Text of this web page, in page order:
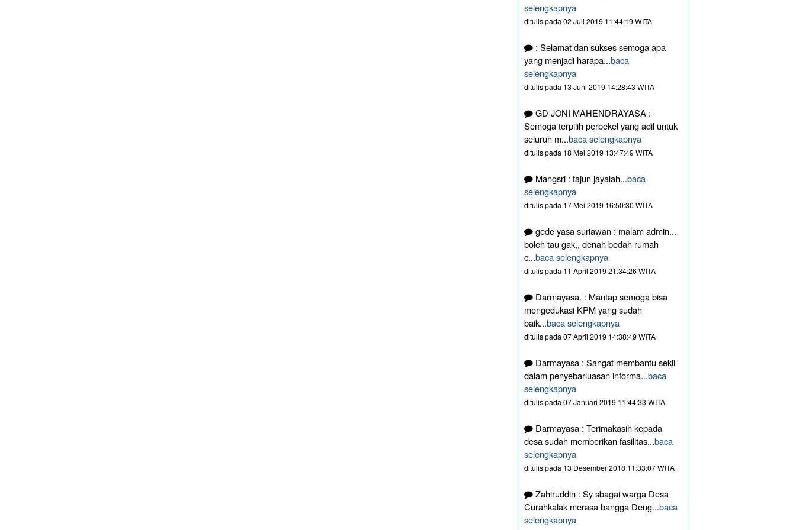
selengkapnya
ditulis pada 02 Juli 2019 11:44:19 WITA
: Selamat dan sukses semoga apa
yang menjadi harapa...baca
selengkapnya
ditulis pada 13 Juni 2019 14:28:43 WITA
GD JONI MAHENDRAYASA :
Semoga terpilih perbekel yang adil untuk
seluruh m...baca selengkapnya
ditulis pada 18 Mei 2019 13:47:49 WITA
Mangsri : tajun jayalah...baca
selengkapnya
ditulis pada 17 Mei 2019 16:50:30 WITA
gede yasa suriawan : malam admin...
boleh tau gak,, denah bedah rumah
c...baca selengkapnya
ditulis pada 11 April 2019 21:34:26 WITA
Darmayasa. : Mantap semoga bisa
mengedukasi KPM yang sudah
baik...baca selengkapnya
ditulis pada 07 April 2019 14:38:49 WITA
Darmayasa : Sangat membantu sekli
dalam penyebarluasan informa...baca
selengkapnya
ditulis pada 07 Januari 2019 11:44:33 WITA
Darmayasa : Terimakasih kepada
desa sudah memberikan fasilitas...baca
selengkapnya
ditulis pada 13 Desember 2018 11:33:07 WITA
Zahiruddin : Sy sbagai warga Desa
Curahkalak merasa bangga Deng...baca
selengkapnya